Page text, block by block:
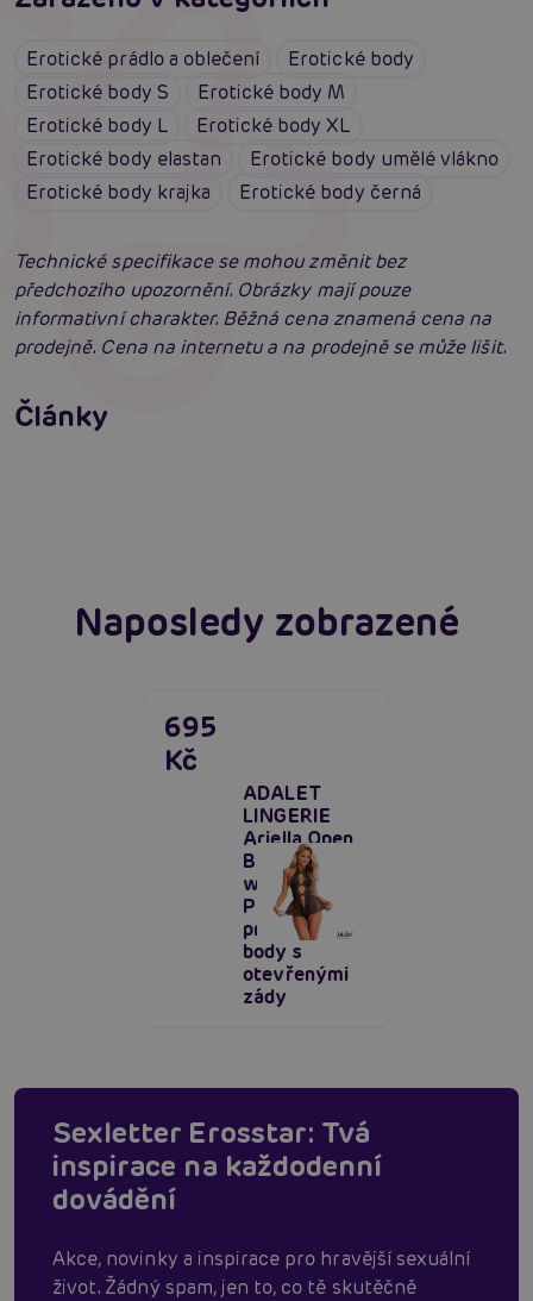
Erotické prádlo a oblečení
Erotické body
Erotické body S
Erotické body M
Erotické body L
Erotické body XL
Erotické body elastan
Erotické body umělé vlákno
Erotické body krajka
Erotické body černá
Technické specifikace se mohou změnit bez
předchozího upozornění. Obrázky mají pouze
informativní charakter. Běžná cena znamená cena na
prodejně. Cena na internetu a na prodejně se může lišit.
Články
neodolatelně sexy
Číst více
Erotická inteligence: Příručka Sexiomů
Naposledy zobrazené
ADALET
LINGERIE
Ariella Open
Back Teddy
with Floral
Pattern,
průsvitné
body s
otevřenými
zády
695
Kč
Sexletter Erosstar: Tvá
inspirace na každodenní
dovádění
Akce, novinky a inspirace pro hravější sexuální
život. Žádný spam, jen to, co tě skutěčně